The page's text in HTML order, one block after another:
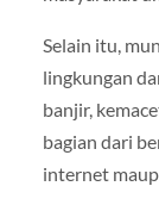
Selain itu,
lingkungan
banjir,
bagian dari
internet